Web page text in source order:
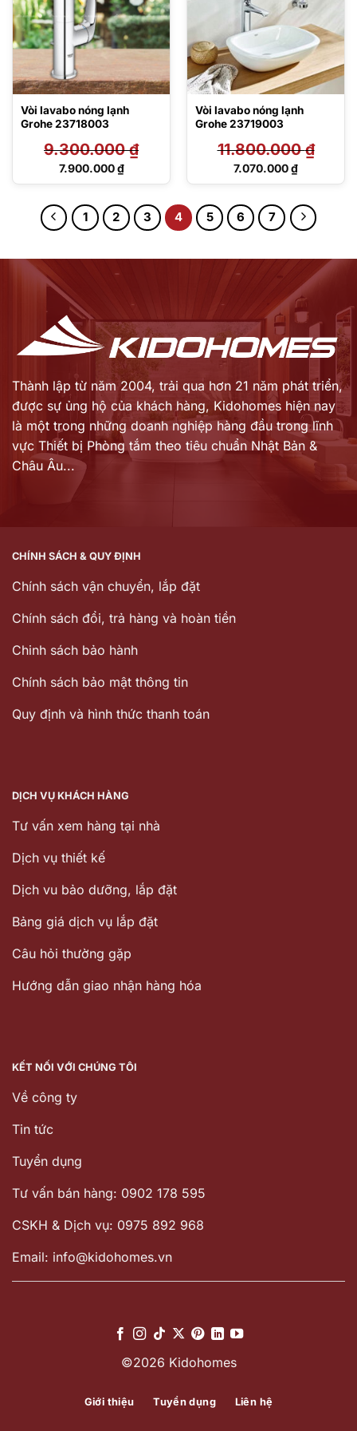
Vòi lavabo nóng lạnh
Grohe 23718003
9.300.000₫
Giá
9.300.000 ₫.
7.900.000₫
Giá
tại
là:
7.900.000 ₫.
Vòi lavabo nóng lạnh
Grohe 23719003
11.800.000₫
Giá
11.800.000 ₫.
7.070.000₫
Giá
tại
là:
7.070.000 ₫.
1 2 3 4 5 6 7
Thành lập từ năm 2004, trải qua hơn 21 năm phát triển,
được sự ủng hộ của khách hàng, Kidohomes hiện nay
là một trong những doanh nghiệp hàng đầu trong lĩnh
vực Thiết bị Phòng tắm theo tiêu chuẩn Nhật Bản &
Châu Âu...
CHÍNH SÁCH & QUY ĐỊNH
Chính sách vận chuyển, lắp đặt
Chính sách đổi, trả hàng và hoàn tiền
Chinh sách bảo hành
Chính sách bảo mật thông tin
Quy định và hình thức thanh toán
DỊCH VỤ KHÁCH HÀNG
Tư vấn xem hàng tại nhà
Dịch vụ thiết kế
Dịch vu bảo dưỡng, lắp đặt
Bảng giá dịch vụ lắp đặt
Câu hỏi thường gặp
Hướng dẫn giao nhận hàng hóa
KẾT NỐI VỚI CHÚNG TÔI
Về công ty
Tin tức
Tuyển dụng
Tư vấn bán hàng: 0902 178 595
CSKH & Dịch vụ: 0975 892 968
Email: info@kidohomes.vn
©2026 Kidohomes
Giới thiệu Tuyển dụng Liên hệ